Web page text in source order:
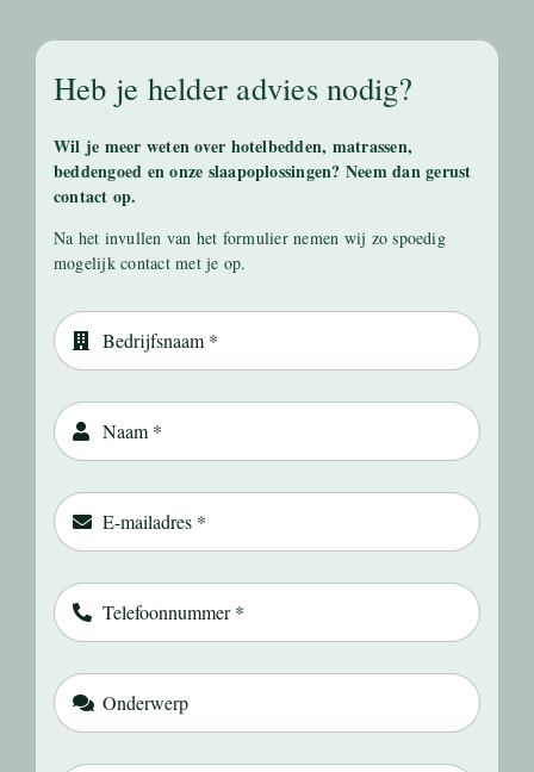
Heb je helder advies nodig?
Wil je meer weten over hotelbedden, matrassen,
beddengoed en onze slaapoplossingen? Neem dan gerust
contact op.
Na het invullen van het formulier nemen wij zo spoedig
mogelijk contact met je op.